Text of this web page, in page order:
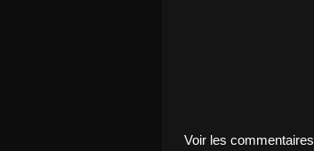
Voir les commentaires